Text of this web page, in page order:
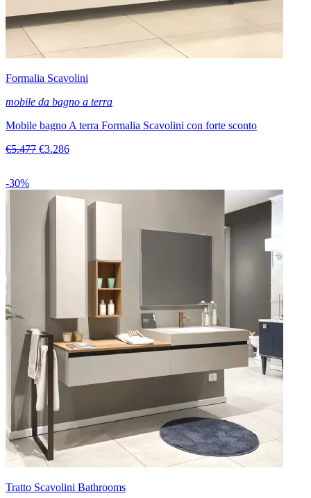
Formalia Scavolini
mobile da bagno a terra
Mobile bagno A terra Formalia Scavolini con forte sconto
€5.477 €3.286
-30%
Tratto Scavolini Bathrooms